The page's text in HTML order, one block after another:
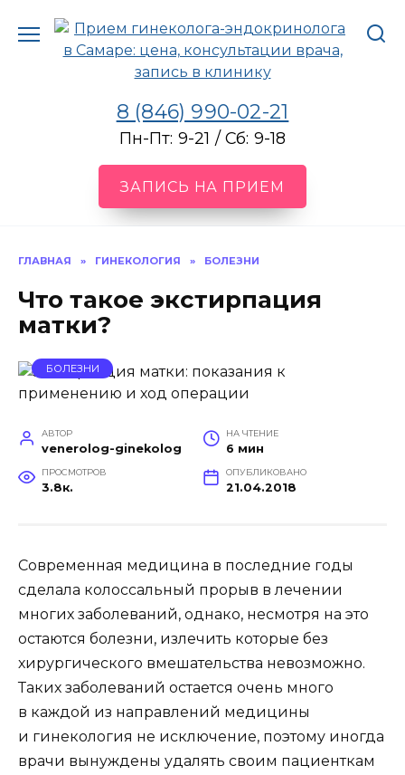
содержанию
8 (846) 990-02-21
Пн-Пт: 9-21 / Сб: 9-18
ЗАПИСЬ НА ПРИЕМ
ГЛАВНАЯ » ГИНЕКОЛОГИЯ » БОЛЕЗНИ
Что такое экстирпация
матки?
БОЛЕЗНИ
АВТОР
venerolog-ginekolog
НА ЧТЕНИЕ
6 мин
ПРОСМОТРОВ
3.8к.
ОПУБЛИКОВАНО
21.04.2018
Современная медицина в последние годы
сделала колоссальный прорыв в лечении
многих заболеваний, однако, несмотря на это
остаются болезни, излечить которые без
хирургического вмешательства невозможно.
Таких заболеваний остается очень много
в каждой из направлений медицины
и гинекология не исключение, поэтому иногда
врачи вынуждены удалять своим пациенткам